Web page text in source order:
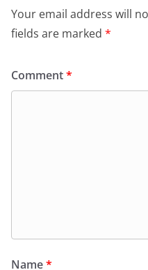
Your email address will
fields are marked *
Comment*
Name*